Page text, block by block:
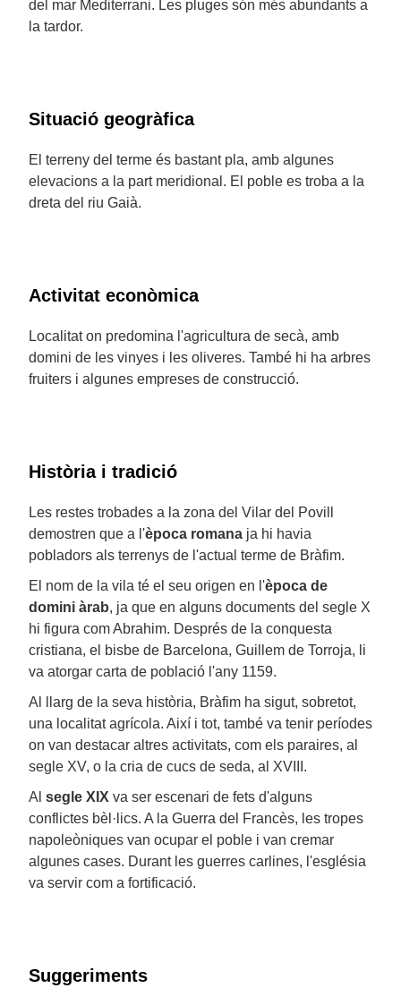
del mar Mediterrani. Les pluges són més abundants a
la tardor.
Situació geogràfica
El terreny del terme és bastant pla, amb algunes
elevacions a la part meridional. El poble es troba a la
dreta del riu Gaià.
Activitat econòmica
Localitat on predomina l'agricultura de secà, amb
domini de les vinyes i les oliveres. També hi ha arbres
fruiters i algunes empreses de construcció.
Història i tradició
Les restes trobades a la zona del Vilar del Povill
demostren que a l'època romana ja hi havia
pobladors als terrenys de l'actual terme de Bràfim.
El nom de la vila té el seu origen en l'època de
domini àrab, ja que en alguns documents del segle X
hi figura com Abrahim. Després de la conquesta
cristiana, el bisbe de Barcelona, Guillem de Torroja, li
va atorgar carta de població l'any 1159.
Al llarg de la seva història, Bràfim ha sigut, sobretot,
una localitat agrícola. Així i tot, també va tenir períodes
on van destacar altres activitats, com els paraires, al
segle XV, o la cria de cucs de seda, al XVIII.
Al segle XIX va ser escenari de fets d'alguns
conflictes bèl·lics. A la Guerra del Francès, les tropes
napoleòniques van ocupar el poble i van cremar
algunes cases. Durant les guerres carlines, l'església
va servir com a fortificació.
Suggeriments